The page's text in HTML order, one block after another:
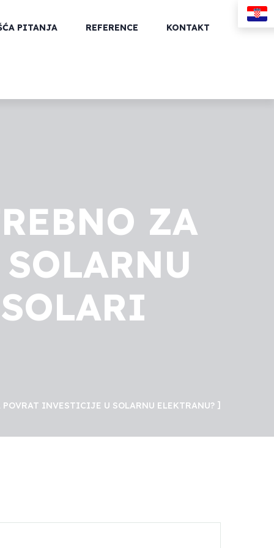
PITANJA REFERENCE KONTAKT
ZA
INVESTICIJE U SOLARNU ELEKTRANU?